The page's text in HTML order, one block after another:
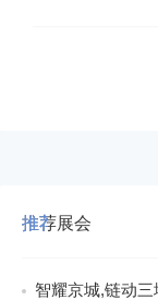
推荐展会
智耀京城,链动